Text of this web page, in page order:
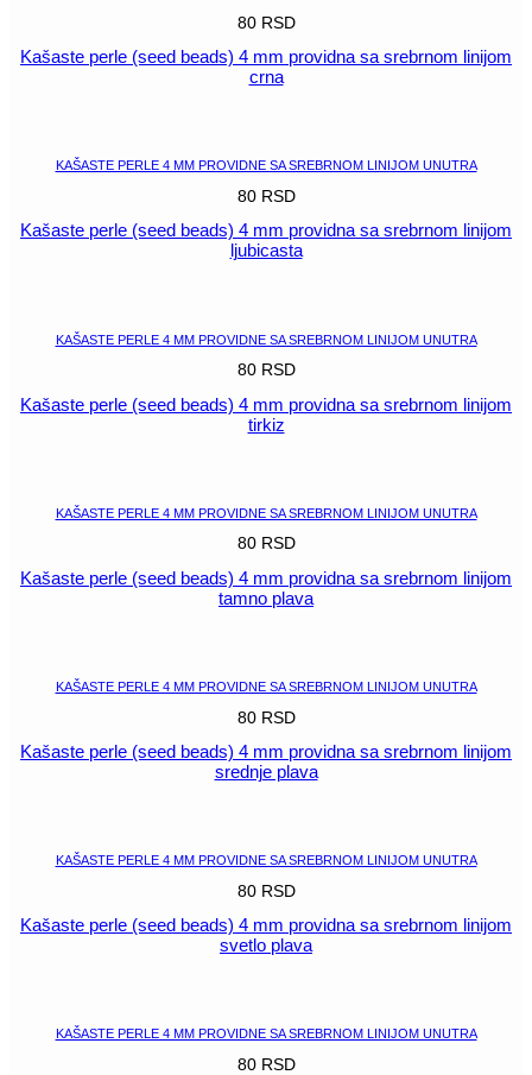
80 RSD
Kašaste perle (seed beads) 4 mm providna sa srebrnom linijom
crna
KAŠASTE PERLE 4 MM PROVIDNE SA SREBRNOM LINIJOM UNUTRA
80 RSD
Kašaste perle (seed beads) 4 mm providna sa srebrnom linijom
ljubicasta
KAŠASTE PERLE 4 MM PROVIDNE SA SREBRNOM LINIJOM UNUTRA
80 RSD
Kašaste perle (seed beads) 4 mm providna sa srebrnom linijom
tirkiz
KAŠASTE PERLE 4 MM PROVIDNE SA SREBRNOM LINIJOM UNUTRA
80 RSD
Kašaste perle (seed beads) 4 mm providna sa srebrnom linijom
tamno plava
KAŠASTE PERLE 4 MM PROVIDNE SA SREBRNOM LINIJOM UNUTRA
80 RSD
Kašaste perle (seed beads) 4 mm providna sa srebrnom linijom
srednje plava
KAŠASTE PERLE 4 MM PROVIDNE SA SREBRNOM LINIJOM UNUTRA
80 RSD
Kašaste perle (seed beads) 4 mm providna sa srebrnom linijom
svetlo plava
KAŠASTE PERLE 4 MM PROVIDNE SA SREBRNOM LINIJOM UNUTRA
80 RSD